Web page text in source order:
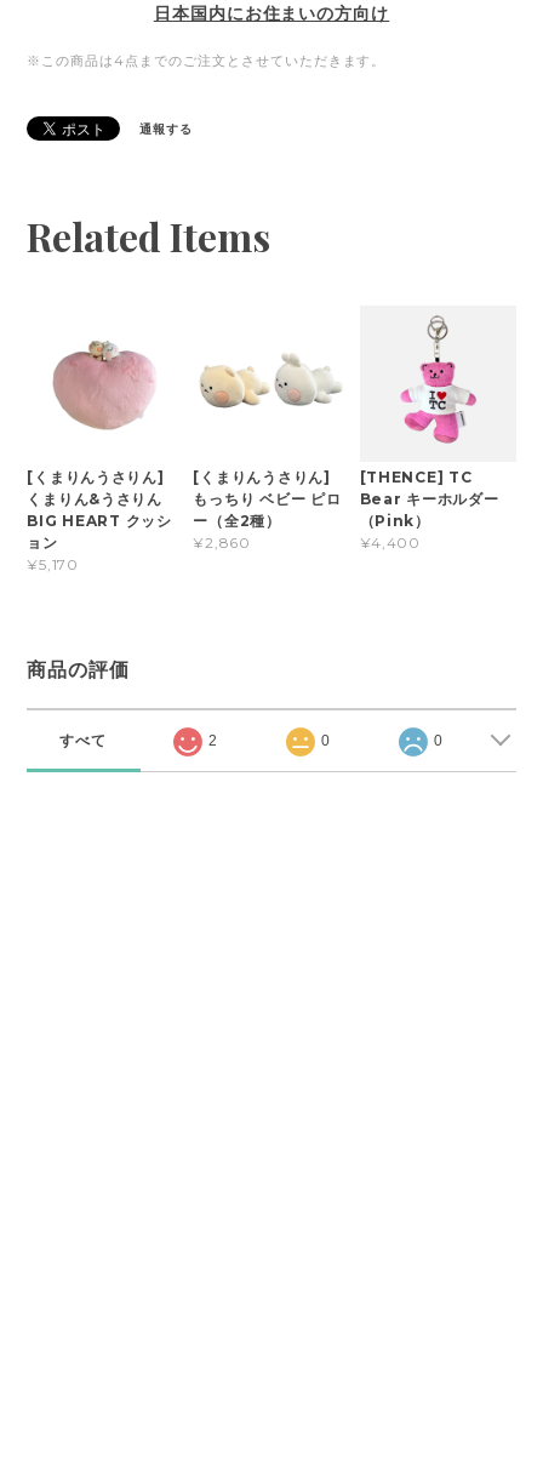
日本国内にお住まいの方向け
※この商品は4点までのご注文とさせていただきます。
通報する
Related Items
[くまりんうさりん]
くまりん&うさりん
BIG HEART クッシ
ョン
¥5,170
[くまりんうさりん]
もっちり ベビー ピロ
ー（全2種）
¥2,860
[THENCE] TC
Bear キーホルダー
（Pink）
¥4,400
商品の評価
すべて 2 0 0